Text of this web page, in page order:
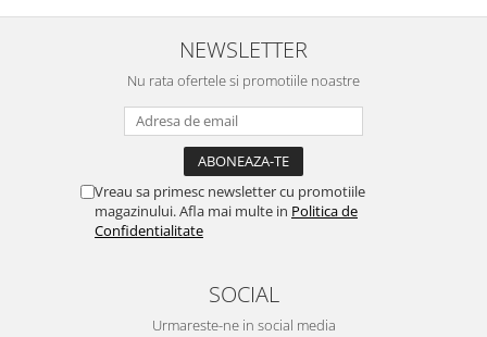
Vodafone
Blackberry
NEWSLETTER
Nu rata ofertele si promotiile noastre
Vreau sa primesc newsletter cu promotiile
magazinului. Afla mai multe in Politica de
Confidentialitate
SOCIAL
Urmareste-ne in social media